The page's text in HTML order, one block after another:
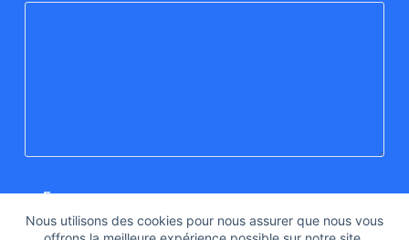
Nous utilisons des cookies pour nous assurer que nous vous